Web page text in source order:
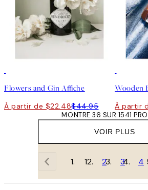
Flowers and Gin Affiche
À partir de $22.48$44.95
Wooden
À partir
VOIR PLUS
MONTRE 36 SUR 1541
1 2 3 4